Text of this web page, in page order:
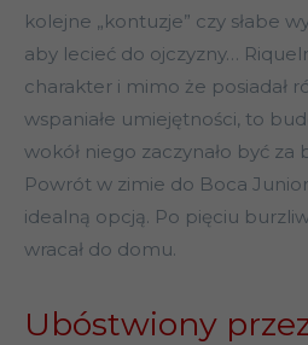
kolejne „kontuzje” czy słabe
aby lecieć do ojczyzny…
charakter i mimo że posiadał
wspaniałe umiejętności, to
wokół niego zaczynało być za
Powrót w zimie do Boca
idealną opcją. Po pięciu
wracał do domu.
Ubóstwiony